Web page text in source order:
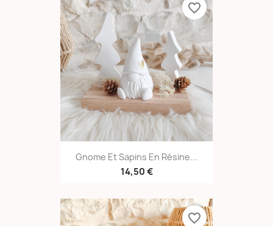
Gnome Et Sapins En Résine...
14,50 €
favorite_border
favorite_border